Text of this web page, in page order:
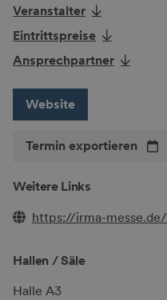
Veranstalter
Eintrittspreise
Ansprechpartner
Website
Termin exportieren
Weitere Links
https://irma-messe.de/
Hallen / Säle
Halle A3